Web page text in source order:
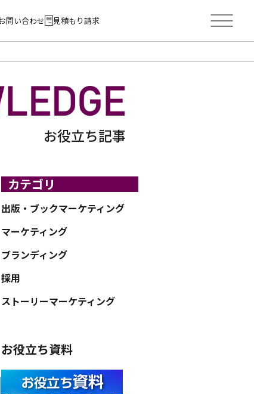
問い合わせ 見積もり請求
お役立ち記事
カテゴリ
出版・ブックマーケティング
マーケティング
ブランディング
採用
ストーリーマーケティング
お役立ち資料